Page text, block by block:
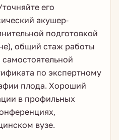
его
акушер-
подготовкой
общий стаж работы
по экспертному
плода. Хороший
в профильных
вузе.